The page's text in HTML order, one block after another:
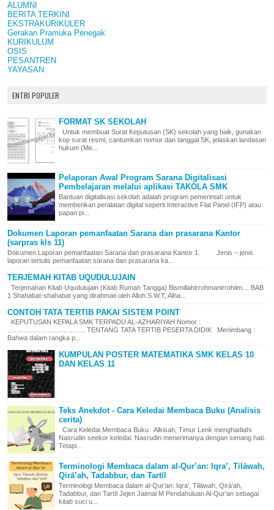
ALUMNI
BERITA TERKINI
EKSTRAKURIKULER
Gerakan Pramuka Penegak
KURIKULUM
OSIS
PESANTREN
YAYASAN
ENTRI POPULER
FORMAT SK SEKOLAH
Untuk membuat Surat Keputusan (SK) sekolah yang baik, gunakan
kop surat resmi, cantumkan nomor dan tanggal SK, jelaskan landasan
hukum (Me...
Pelaporan Awal Program Sarana Digitalisasi
Pembelajaran melalui aplikasi TAKOLA SMK
Bantuan digitalisasi sekolah adalah program pemerintah untuk
memberikan peralatan digital seperti Interactive Flat Panel (IFP) atau
papan pi...
Dokumen Laporan pemanfaatan Sarana dan prasarana Kantor
(sarpras kls 11)
Dokumen Laporan pemanfaatan Sarana dan prasarana Kantor 1. Jenis – jenis
laporan tertulis pemanfaatan sarana dan prasarana ka...
TERJEMAH KITAB UQUDULUJAIN
Terjemahan Kitab Uqudulujain (Kitab Rumah Tangga) Bismillahirrohmanirrohiim… BAB
1 Shahabat-shahabat yang dirahmati oleh Alloh S.W.T, Alha...
CONTOH TATA TERTIB PAKAI SISTEM POINT
KEPUTUSAN KEPALA SMK TERPADU AL-AZHARIYAH Nomor :
…………………………….. TENTANG TATA TERTIB PESERTA DIDIK Menimbang :
Bahwa dalam rangka p...
KUMPULAN POSTER MATEMATIKA SMK KELAS 10
DAN KELAS 11
Teks Anekdot - Cara Keledai Membaca Buku (Analisis
cerita)
Cara Keledai Membaca Buku Alkisah, Timur Lenk menghadiahi
Nasrudin seekor keledai. Nasrudin menerimanya dengan senang hati.
Tetapi...
Terminologi Membaca dalam al-Qur’an: Iqra’, Tilāwah,
Qirā’ah, Tadabbur, dan Tartīl
Terminologi Membaca dalam al-Qur’an: Iqra’, Tilāwah, Qirā’ah,
Tadabbur, dan Tartīl Jejen Jaenal M Pendahuluan Al-Qur’an sebagai
kitab suci u...